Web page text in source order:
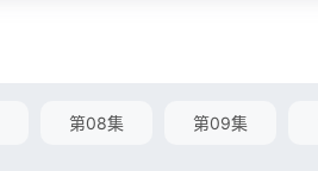
第08集 第09集